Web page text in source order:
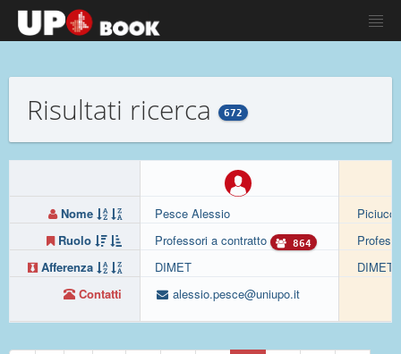
Risultati ricerca 672
Nome
Ruolo
Afferenza
Contatti
Pesce Alessio
Professori a contratto
864
DIMET
alessio.pesce@uniupo.it
DIMET